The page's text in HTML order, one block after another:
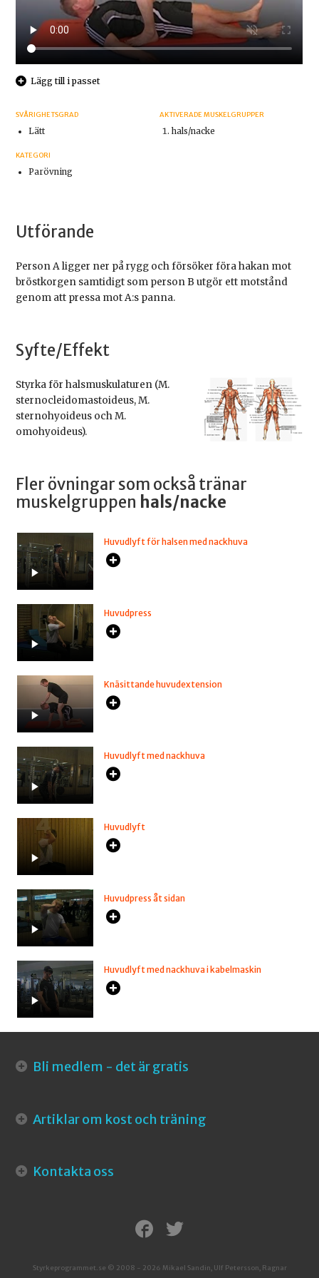
Lägg till i passet
SVÅRIGHETSGRAD
Lätt
KATEGORI
Parövning
AKTIVERADE MUSKELGRUPPER
hals/nacke
Utförande
Person A ligger ner på rygg och försöker föra hakan mot
bröstkorgen samtidigt som person B utgör ett motstånd
genom att pressa mot A:s panna.
Syfte/Effekt
Styrka för halsmuskulaturen (M.
sternocleidomastoideus, M.
sternohyoideus och M.
omohyoideus).
Fler övningar som också tränar
muskelgruppen hals/nacke
Huvudlyft för halsen med nackhuva
Huvudpress
Knäsittande huvudextension
Huvudlyft med nackhuva
Huvudlyft
Huvudpress åt sidan
Huvudlyft med nackhuva i kabelmaskin
Bli medlem - det är gratis
Artiklar om kost och träning
Kontakta oss
Styrkeprogrammet.se © 2008 - 2026 Mikael Sandin, Ulf Petersson, Ragnar